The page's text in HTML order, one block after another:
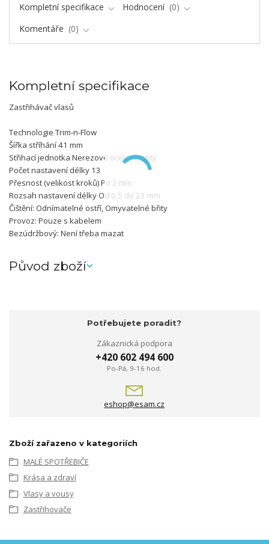
Kompletní specifikace Hodnocení
0
Komentáře
0
Kompletní specifikace
Zastřihávač vlasů
Technologie Trim-n-Flow
Šířka stříhání 41 mm
Střihací jednotka Nerezové ocelové břity
Počet nastavení délky 13
Přesnost (velikost kroků) Po 2 mm
Rozsah nastavení délky Od 0,5 do 23 mm
Čištění: Odnímatelné ostří, Omyvatelné břity
Provoz: Pouze s kabelem
Bezúdržbový: Není třeba mazat
Původ zboží
Potřebujete poradit?
Zákaznická podpora
+420 602 494 600
Po-Pá, 9-16 hod.
eshop@esam.cz
Zboží zařazeno v kategoriích
MALÉ SPOTŘEBIČE
Krása a zdraví
Vlasy a vousy
Zastřihovače